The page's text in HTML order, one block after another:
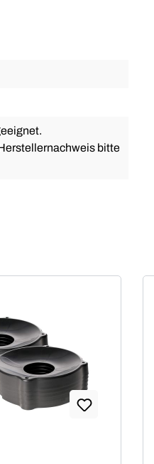
bitte